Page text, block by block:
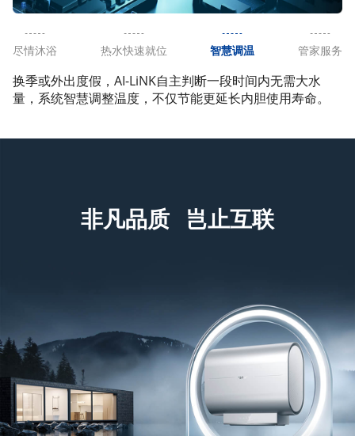
尽情沐浴 热水快速就位 智慧调温 管家服务
换季或外出度假，AI-LiNK自主判断一段时间内无需大水
量，系统智慧调整温度，不仅节能更延长内胆使用寿命。
非凡品质 岂止互联